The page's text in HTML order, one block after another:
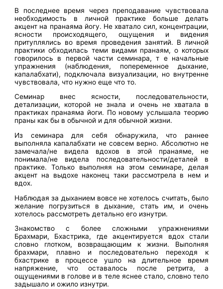
В последнее время через преподавание чувствовала
необходимость в личной практике больше делать
акцент на пранаяма йогу. Не хватало сил, концентрации,
ясности происходящего, ощущения и видения
притуплялись во время проведения занятий. В личной
практики обходилась теми видами пранаям, о которых
говорилось в первой части семинара, т е начальные
упражнения (наблюдения, попеременное дыхание,
капалабхати), подключала визуализации, но внутренне
чувствовала, что нужно еще что то.
Семинар внес ясности, последовательности,
детализации, которой не знала и очень не хватала в
практиках пранаяма йоги. По новому услышала теорию
праны как бы в обычной и для обычной жизни.
Из семинара для себя обнаружила, что раннее
выполняла капалабхати не совсем верно. Абсолютно не
замечала/не видела вдохов в этой пранаяме, не
понимала/не видела последовательности/деталей в
практике. Только выполняя на этом семинаре, делая
акцент на выдохе наконец таки рассмотрела в нем и
вдох.
Наблюдая за дыханием вовсе не хотелось считать, было
желание погрузиться в дыхание, стать им, и очень
хотелось рассмотреть детально его изнутри.
Знакомство с более сложными упражнениями
Брахмари, Бхастрика, где акцентируется вдох стали
словно глотком, возвращающим к жизни. Выполняя
брахмари, плавно и последовательно переходя к
бхастрике в процессе ушло на длительное время
напряжение, что оставалось после ретрита, а
ощущениями в голове и в теле яснее стало, словно тело
задышало и ожило изнутри.